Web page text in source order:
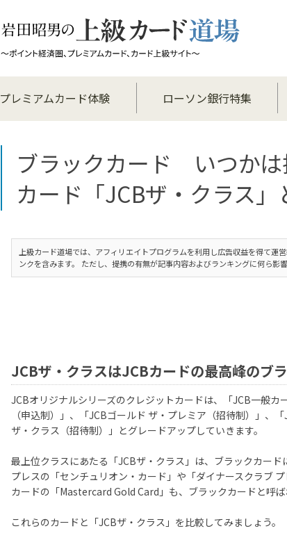
プレミアムカード体験 ローソン銀行特集
ブラックカード いつかは
カード「JCBザ・クラス」
上級カード道場では、アフィリエイトプログラムを利用し広告収益を得て運
ンクを含みます。 ただし、提携の有無が記事内容およびランキングに何ら影
JCBザ・クラスはJCBカードの最高峰のブ
JCBオリジナルシリーズのクレジットカードは、「JCB一般カ
（申込制）」、「JCBゴールド ザ・プレミア（招待制）」、
ザ・クラス（招待制）」とグレードアップしていきます。
最上位クラスにあたる「JCBザ・クラス」は、ブラックカー
プレスの「センチュリオン・カード」や「ダイナースクラブ
カードの「Mastercard Gold Card」も、ブラックカードと呼ば
これらのカードと「JCBザ・クラス」を比較してみましょう。